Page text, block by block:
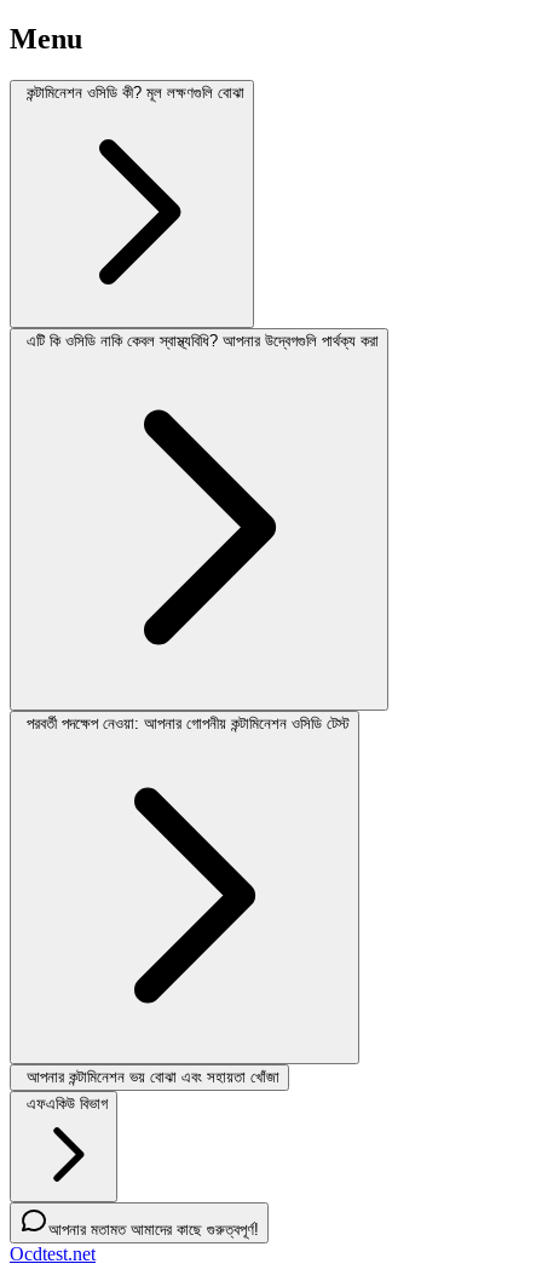
Menu
কন্টামিনেশন ওসিডি কী? মূল লক্ষণগুলি বোঝা
এটি কি ওসিডি নাকি কেবল স্বাস্থ্যবিধি? আপনার উদ্বেগগুলি পার্থক্য করা
পরবর্তী পদক্ষেপ নেওয়া: আপনার গোপনীয় কন্টামিনেশন ওসিডি টেস্ট
আপনার কন্টামিনেশন ভয় বোঝা এবং সহায়তা খোঁজা
এফএকিউ বিভাগ
আপনার মতামত আমাদের কাছে গুরুত্বপূর্ণ!
Ocdtest.net